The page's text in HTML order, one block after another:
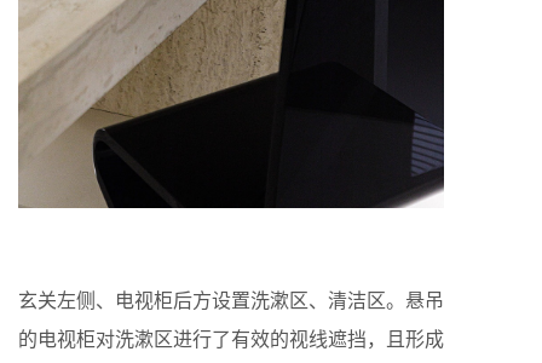
玄关左侧、电视柜后方设置洗漱区、清洁区。悬吊
的电视柜对洗漱区进行了有效的视线遮挡，且形成